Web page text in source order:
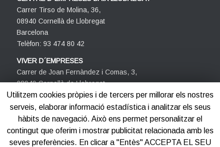
Carrer Tirso de Molina, 36,
08940 Cornellà de Llobregat
Barcelona
Telèfon: 93 474 80 42
VIVER D´EMPRESES
Carrer de Joan Fernàndez i Comas, 3,
08940 Cornellà de Llobregat
Barcelona
Telèfon: 93 474 80 42
Utilitzem cookies pròpies i de tercers per millorar els nostres
serveis, elaborar informació estadística i analitzar els seus
hàbits de navegació. Això ens permet personalitzar el
contingut que oferim i mostrar publicitat relacionada amb les
seves preferències. En clicar a "Entès" ACCEPTA EL SEU